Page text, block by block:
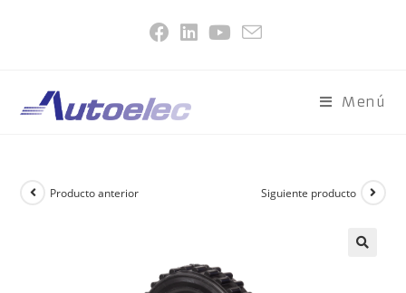
Menú
Producto anterior Siguiente producto